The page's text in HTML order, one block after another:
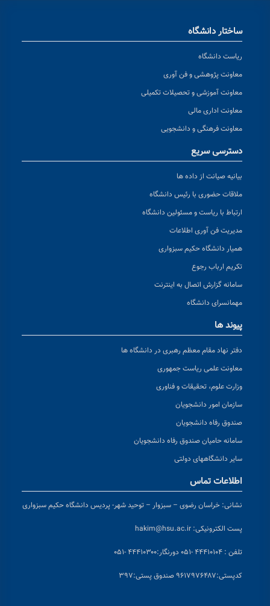
ساختار دانشگاه
ریاست دانشگاه
معاونت پژوهشی و فن آوری
معاونت آموزشی و تحصیلات تکمیلی
معاونت اداری مالی
معاونت فرهنگی و دانشجویی
دسترسی سریع
بیانیه صیانت از داده ها
ملاقات حضوری با رئیس دانشگاه
ارتباط با ریاست و مسئولین دانشگاه
مدیریت فن آوری اطلاعات
همیار دانشگاه حکیم سبزواری
تکریم ارباب رجوع
سامانه گزارش اتصال به اینترنت
مهمانسرای دانشگاه
پیوند ها
دفتر نهاد مقام معظم رهبری در دانشگاه ها
معاونت علمی ریاست جمهوری
وزارت علوم، تحقیقات و فناوری
سازمان امور دانشجویان
صندوق رفاه دانشجویان
سامانه حامیان صندوق رفاه دانشجویان
سایر دانشگاههای دولتی
اطلاعات تماس
نشانی: خراسان رضوی – سبزوار – توحید شهر- پردیس دانشگاه حکیم سبزواری
پست الکترونیکی: hakim@hsu.ac.ir
تلفن : ۴۴۴۱۰۱۰۴ -۰۵۱ دورنگار:۴۴۴۱۰۳۰۰ -۰۵۱
کدپستی:۹۶۱۷۹۷۶۴۸۷ صندوق پستی:۳۹۷